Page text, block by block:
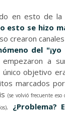
en esto de la
esto se hizo
crearon
del
a
objetivo
marcados
(se volvió frecuente
. ¿Problema?